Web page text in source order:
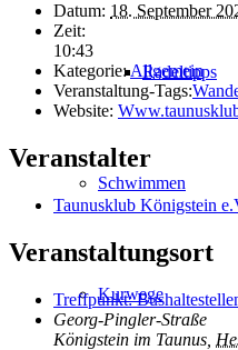
Radeltipps
Schwimmen
Kurwege
Datum: 18. September
Zeit:
10:43
Kategorie: Allgemein
Veranstaltung-Tags:
Website:
Veranstalter
Taunusklub Königstein
Veranstaltungsort
Treffpunkt:
Georg-Pingler-Straße
Königstein im Taunus